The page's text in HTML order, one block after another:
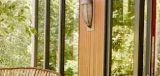
mozdulatokkal is felfedezheted